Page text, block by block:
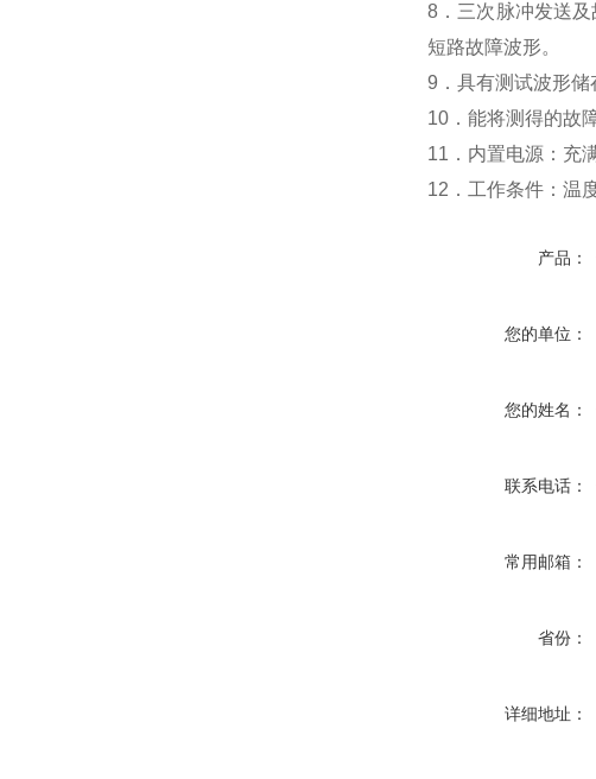
8 ．三次脉冲发送
短路故障波形。
9 ．具有测试波形
10 ．能将测得的故
11 ．内置电源：充
12 ． 工作条件：温
产品：
您的单位：
您的姓名：
联系电话：
常用邮箱：
省份：
详细地址：